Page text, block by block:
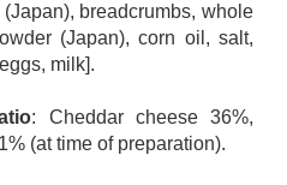
breadcrumbs, whole
(Japan), corn oil, salt,
milk].
: Cheddar cheese 36%,
(at time of preparation).